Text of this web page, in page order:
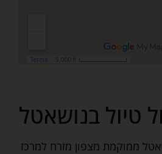
טיול בנושאטל
ממוקמת מצפון מזרח למרכז